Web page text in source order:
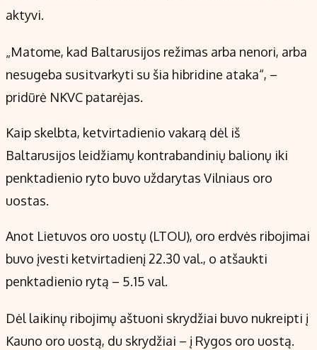
aktyvi.
„Matome, kad Baltarusijos režimas arba nenori, arba
nesugeba susitvarkyti su šia hibridine ataka“, –
pridūrė NKVC patarėjas.
Kaip skelbta, ketvirtadienio vakarą dėl iš
Baltarusijos leidžiamų kontrabandinių balionų iki
penktadienio ryto buvo uždarytas Vilniaus oro
uostas.
Anot Lietuvos oro uostų (LTOU), oro erdvės ribojimai
buvo įvesti ketvirtadienį 22.30 val., o atšaukti
penktadienio rytą – 5.15 val.
Dėl laikinų ribojimų aštuoni skrydžiai buvo nukreipti į
Kauno oro uostą, du skrydžiai – į Rygos oro uostą.